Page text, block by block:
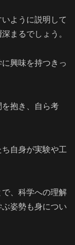
ように説明して
まるでしょう。
興味を持つきっ
を抱き、自ら考
自身が実験や工
、科学への理解
姿勢も身につい